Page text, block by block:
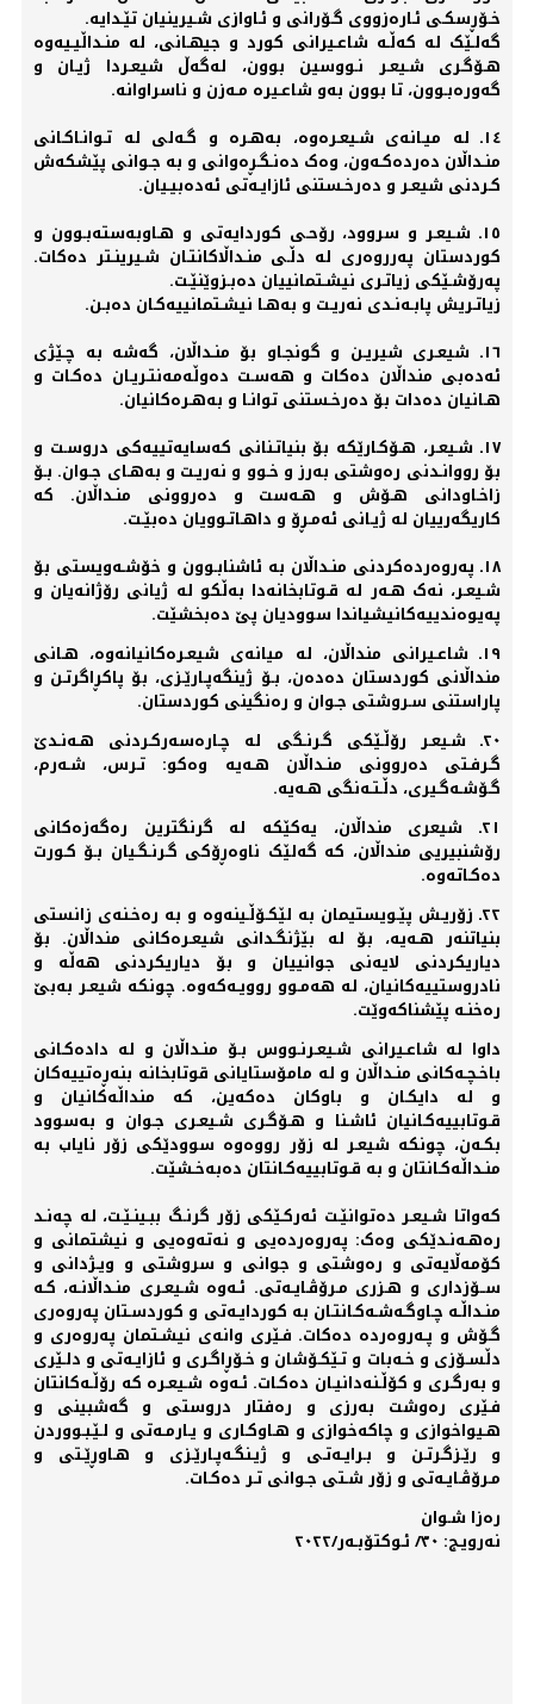
خـۆڕسکـی ئـارەزووی گـۆرانی و ئـاوازی شـیرینیان تێـدایه‌.
گه‌لـێک له‌ که‌ڵـه‌ شاعـیرانی کورد و جیهـانی، له‌ منـداڵیـیه‌وە
هـۆگـری شـیعـر نـووسین بوون، له‌گەڵ شیعـردا ژیـان و
گه‌ورەبـوون، تا بوون به‌و شاعـیرە مـه‌زن و ناسراوانه‌.
١٤ـ له‌ میـانه‌ی شـیعـرەوە، به‌هـرە و گـه‌لی له‌ تـوانـاکـانی
منـداڵان دەردەکـه‌ون، وەک دەنـگـڕەوانی و به‌ جـوانی پێشکه‌ش
کـردنی شیعـر و دەرخـستنی ئازایـه‌تی ئه‌دەبیـیان.
١٥ـ شـیعـر و سروود، رۆحـی کوردایه‌تی و هـاوبه‌‌سته‌بـوون و
کوردستان په‌رروەری له‌ دڵـی منـداڵاکانتـان شـیرینـتر دەکات.
په‌رۆشـێکی زیاتـری نیشـتمانییان دەبـزوێنێـت.
زیاتـریش پابـه‌نـدی نه‌ریـت و به‌هـا نیشـتمانییه‌کـان دەبـن.
١٦ـ شیعـری شیریـن و گونجـاو بۆ منـداڵان، گه‌شه‌ به‌ چـێژی
ئه‌دەبی منداڵان دەکات و هه‌سـت دەوڵه‌مه‌نتـریـان دەکـات و
هـانیان دەدات بۆ دەرخـستنی توانـا و بەهـرەکانیان.
١٧ـ شـیعـر، هـۆکـارێکه‌ بۆ بنیاتـنانی که‌سایه‌تییه‌کی دروسـت و
بۆ رووانـدنی رەوشتی به‌رز و خـوو و نه‌ریـت و بەهـای جـوان. بـۆ
زاخـاودانی هـۆش و هـه‌ست و دەروونی منـداڵان. کە
کاریگەرییان لە ژیـانی ئەمـڕۆ و داهـاتـوویان دەبێـت.
١٨ـ په‌روەردەکردنی منـداڵان به‌ ئاشنابـوون و خۆشـه‌ویستی بۆ
شـیعـر، نه‌ک هـه‌ر له‌ قـوتابخانه‌دا به‌ڵکو له‌ ژیانی رۆژانه‌یان و
په‌یوەندییه‌کانیشیاندا سوودیان پێ دەبخشێت.
١٩ـ شاعـیرانی منداڵان، لە میانەی شیعـرەکانیانەوە، هـانی
منداڵانی کوردستان دەدەن، بـۆ ژینگەپـارێـزی، بۆ پاکڕاگرتـن و
پاراستنی سـروشتی جـوان و رەنگینی کوردستان.
٢٠ـ شـیعـر رۆڵـێکی گـرنـگی لە چـارەسەرکـردنی هـەنـدێ
گـرفـتی دەروونی منـداڵان هـەیە وەکو: تـرس، شـەرم،
گـۆشـەگـیری، دڵـتـەنگی هـەیە.
٢١ـ شیعری منداڵان، یەکێکە لە گرنگترین رەگەزەکانی
رۆشنبیریی منداڵان، کە گەلێک ناوەڕۆکی گـرنـگـیان بـۆ کـورت
دەکـاتەوە.
٢٢ـ زۆریـش پێـویستیمان بە لێکـۆڵـینەوە و بە رەخـنەی زانستی
بنیاتنەر هـەیە، بۆ لە بێژنگـدانی شیعـرەکانی منداڵان. بۆ
دیاریکردنی لایەنی جوانییان و بۆ دیاریکردنی هەڵە و
نادروستییەکانیان، لە هەمـوو روویـەکەوە. چونکە شیعـر بەبێ
رەخنـە پێشناکەوێت.
داوا له‌ شاعـیرانی شـیعـرنـووس بـۆ منـداڵان و له‌ دادەکـانی
باخـچـه‌کانی منـداڵان و له‌ مامۆستایانی قوتابخانه‌ بنەڕەتییه‌کان
و له‌ دایکـان و باوکان دەکه‌ین، که‌ منداڵه‌کانیان و
قـوتابییه‌کـانیان ئاشـنا و هـۆگـری شـیعـری جـوان و به‌سوود
بکـه‌ن، چونکه‌ شیعـر له‌ زۆر رووەوە سوودێکی زۆر نایاب به‌
منـداڵه‌کـانتان و به‌ قـوتابییه‌کـانتان دەبه‌خـشێت.
کەواتا شـیعـر دەتوانێـت ئه‌‌رکـێکی زۆر گرنـگ ببـینـێـت، له‌ چەنـد
رەهـه‌نـدێکی وەک: په‌روەردەیی و نه‌ته‌وەیی و نیشتمانی و
کۆمه‌ڵایه‌تی و رەوشتی و جوانی و سروشتی و ویـژدانی و
ســۆزداری و هـزری مـرۆڤـایـه‌تی. ئـه‌وە شـیعـری منـداڵانـە، کـه‌
منـداڵـه‌ چـاوگـه‌شـه‌کـانتـان به‌ کوردایـه‌تی و کوردسـتان په‌روەری
گـۆش و پـه‌روەردە دەکات. فـێری وانه‌ی نیشـتمان په‌روەری و
دڵسـۆزی و خـه‌بات و تـێکـۆشان و خـۆڕاگـری و ئازایـه‌تی و دلـێری
و به‌رگـری و کۆڵـنه‌دانیـان دەکـات. ئـه‌وە شـیعـرە که‌ رۆڵـه‌کانتان
فـێری رەوشت به‌رزی و رەفتار دروستی و گه‌شبینی و
هـیواخوازی و چاکه‌خوازی و هـاوکـاری و یـارمـه‌تی و لـێـبـووردن
و رێـزگـرتـن و بـرایـه‌تـی و ژیـنگـەپـارێـزی و هـاوڕێـتی و
مـرۆڤـایـەتی و زۆر شـتی جـوانی تـر دەکـات.
رەزا شـوان
نەرویـج: ٣٠/ ئـوکتۆبـەر/٢٠٢٢